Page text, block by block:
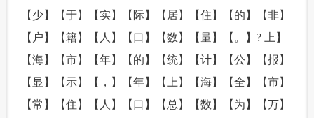
【少】【于】【实】【际】【居】【住】【的】【非】
【户】【籍】【人】【口】【数】【量】【。】? 上】
【海】【市】【年】【的】【统】【计】【公】【报】
【显】【示】【，】【年】【上】【海】【全】【市】
【常】【住】【人】【口】【总】【数】【为】【万】